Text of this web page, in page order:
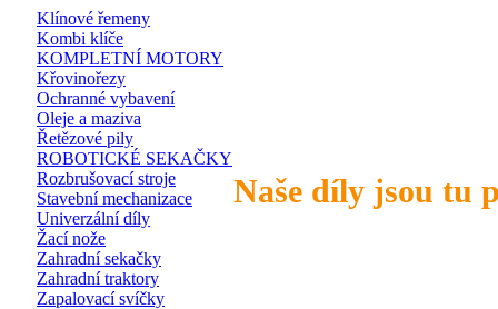
Naše díly jsou tu
Klínové řemeny
Kombi klíče
KOMPLETNÍ MOTORY
Křovinořezy
Ochranné vybavení
Oleje a maziva
Řetězové pily
ROBOTICKÉ SEKAČKY
Rozbrušovací stroje
Stavební mechanizace
Univerzální díly
Žací nože
Zahradní sekačky
Zahradní traktory
Zapalovací svíčky